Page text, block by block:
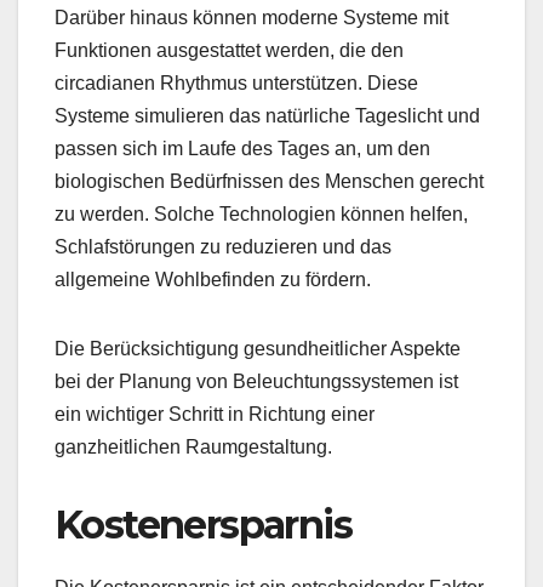
Darüber hinaus können moderne Systeme mit
Funktionen ausgestattet werden, die den
circadianen Rhythmus unterstützen. Diese
Systeme simulieren das natürliche Tageslicht und
passen sich im Laufe des Tages an, um den
biologischen Bedürfnissen des Menschen gerecht
zu werden. Solche Technologien können helfen,
Schlafstörungen zu reduzieren und das
allgemeine Wohlbefinden zu fördern.
Die Berücksichtigung gesundheitlicher Aspekte
bei der Planung von Beleuchtungssystemen ist
ein wichtiger Schritt in Richtung einer
ganzheitlichen Raumgestaltung.
Kostenersparnis